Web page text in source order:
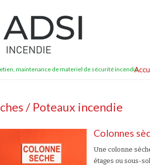
maintenance de materiel de sécurité incendie
/ Poteaux incendie
Colonnes
Une colonne
étages ou sous-